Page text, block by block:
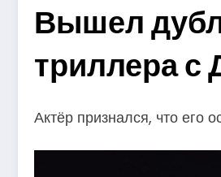
Вышел
триллера с
Актёр признался, что его